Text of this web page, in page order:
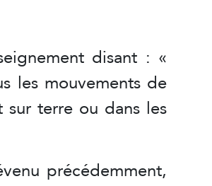
disant : «
les mouvements de
sur terre ou dans les
précédemment,